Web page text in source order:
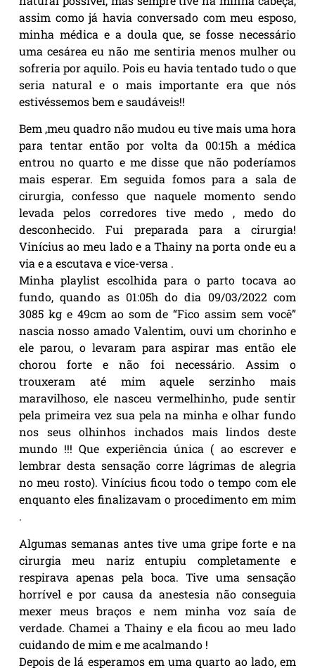
assim como já havia conversado com meu esposo,
minha médica e a doula que, se fosse necessário
uma cesárea eu não me sentiria menos mulher ou
sofreria por aquilo. Pois eu havia tentado tudo o que
seria natural e o mais importante era que nós
estivéssemos bem e saudáveis!!
Bem ,meu quadro não mudou eu tive mais uma hora
para tentar então por volta da 00:15h a médica
entrou no quarto e me disse que não poderíamos
mais esperar. Em seguida fomos para a sala de
cirurgia, confesso que naquele momento sendo
levada pelos corredores tive medo , medo do
desconhecido. Fui preparada para a cirurgia!
Vinícius ao meu lado e a Thainy na porta onde eu a
via e a escutava e vice-versa .
Minha playlist escolhida para o parto tocava ao
fundo, quando as 01:05h do dia 09/03/2022 com
3085 kg e 49cm ao som de “Fico assim sem você”
nascia nosso amado Valentim, ouvi um chorinho e
ele parou, o levaram para aspirar mas então ele
chorou forte e não foi necessário. Assim o
trouxeram até mim aquele serzinho mais
maravilhoso, ele nasceu vermelhinho, pude sentir
pela primeira vez sua pela na minha e olhar fundo
nos seus olhinhos inchados mais lindos deste
mundo !!! Que experiência única ( ao escrever e
lembrar desta sensação corre lágrimas de alegria
no meu rosto). Vinícius ficou todo o tempo com ele
enquanto eles finalizavam o procedimento em mim
.
Algumas semanas antes tive uma gripe forte e na
cirurgia meu nariz entupiu completamente e
respirava apenas pela boca. Tive uma sensação
horrível e por causa da anestesia não conseguia
mexer meus braços e nem minha voz saía de
verdade. Chamei a Thainy e ela ficou ao meu lado
cuidando de mim e me acalmando !
Depois de lá esperamos em uma quarto ao lado, em